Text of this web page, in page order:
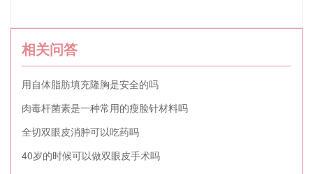
相关问答
用自体脂肪填充隆胸是安全的吗
肉毒杆菌素是一种常用的瘦脸针材料吗
全切双眼皮消肿可以吃药吗
40岁的时候可以做双眼皮手术吗